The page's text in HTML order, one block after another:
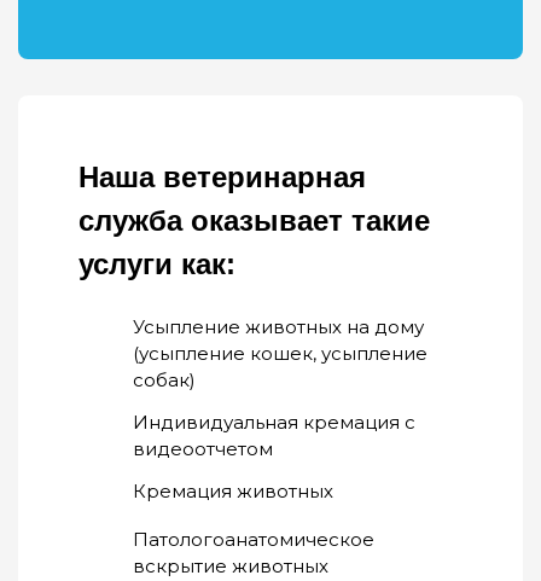
Наша ветеринарная
служба оказывает такие
услуги как:
Усыпление животных на дому
(усыпление кошек, усыпление
собак)
Индивидуальная кремация с
видеоотчетом
Кремация животных
Патологоанатомическое
вскрытие животных